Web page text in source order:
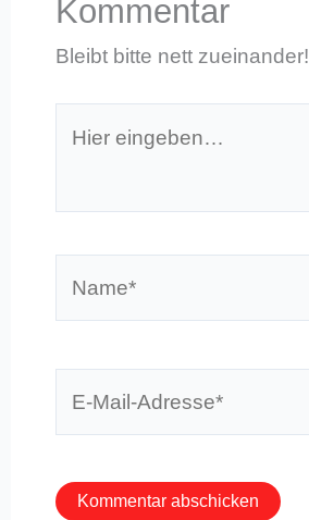
Kommentar
Bleibt bitte nett zueinander!
eingeben…